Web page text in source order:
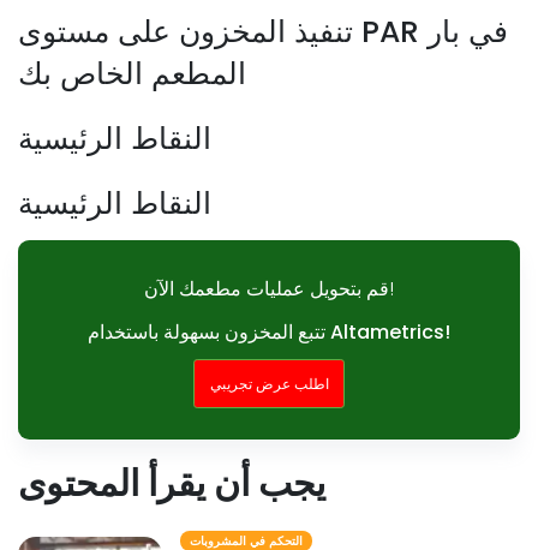
تنفيذ المخزون على مستوى PAR في بار
المطعم الخاص بك
النقاط الرئيسية
النقاط الرئيسية
قم بتحويل عمليات مطعمك الآن!
تتبع المخزون بسهولة باستخدام Altametrics!
اطلب عرض تجريبي
يجب أن يقرأ المحتوى
التحكم في المشروبات